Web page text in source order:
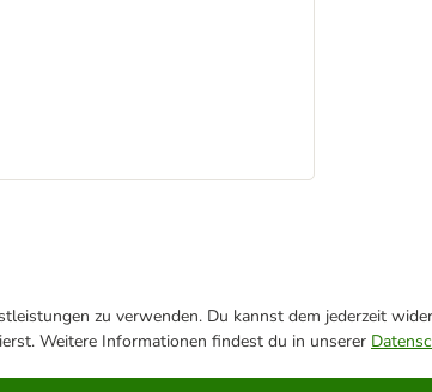
zu verwenden. Du kannst dem jederzeit
Weitere Informationen findest du in unserer